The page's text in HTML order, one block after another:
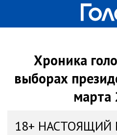
Хроника
выборах
марта
18+ НАСТОЯЩИЙ